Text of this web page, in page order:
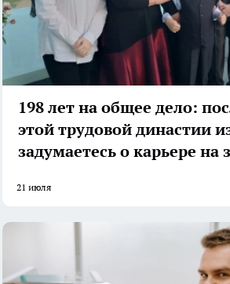
198 лет на общее дело:
этой трудовой династии
задумаетесь о карьере на
21 июля